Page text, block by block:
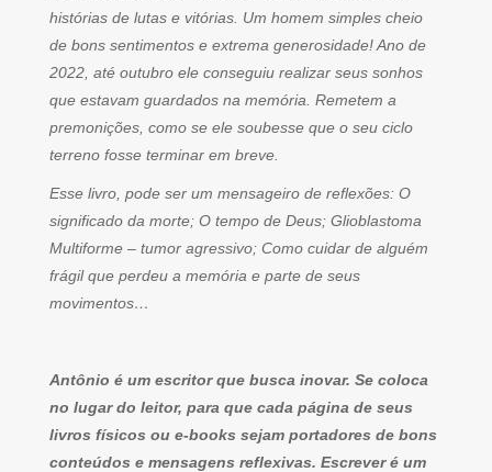
histórias de lutas e vitórias. Um homem simples cheio
de bons sentimentos e extrema generosidade! Ano de
2022, até outubro ele conseguiu realizar seus sonhos
que estavam guardados na memória. Remetem a
premonições, como se ele soubesse que o seu ciclo
terreno fosse terminar em breve.
Esse livro, pode ser um mensageiro de reflexões: O
significado da morte; O tempo de Deus; Glioblastoma
Multiforme – tumor agressivo; Como cuidar de alguém
frágil que perdeu a memória e parte de seus
movimentos…
Antônio é um escritor que busca inovar. Se coloca
no lugar do leitor, para que cada página de seus
livros físicos ou e-books sejam portadores de bons
conteúdos e mensagens reflexivas. Escrever é um